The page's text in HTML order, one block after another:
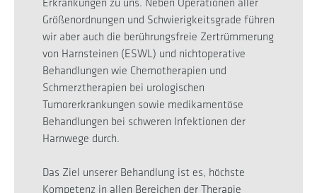
Größenordnungen und Schwierigkeitsgrade führen
wir aber auch die berührungsfreie Zertrümmerung
von Harnsteinen (ESWL) und nichtoperative
Behandlungen wie Chemotherapien und
Schmerztherapien bei urologischen
Tumorerkrankungen sowie medikamentöse
Behandlungen bei schweren Infektionen der
Harnwege durch.
Das Ziel unserer Behandlung ist es, höchste
Kompetenz in allen Bereichen der Therapie